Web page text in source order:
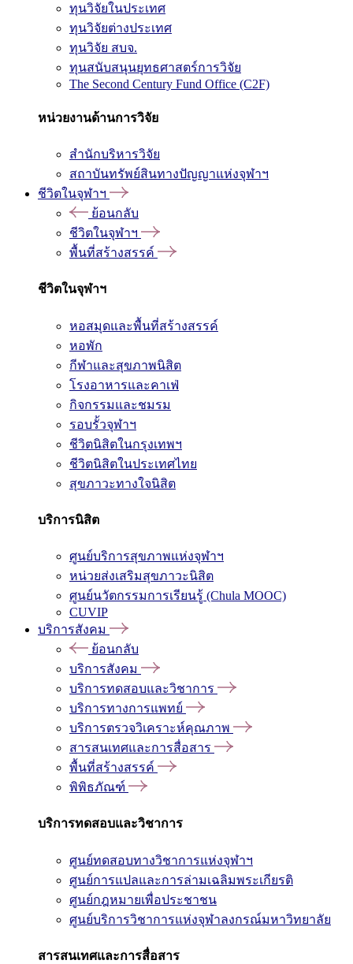
ทุนวิจัยในประเทศ
ทุนวิจัยต่างประเทศ
ทุนวิจัย สบจ.
ทุนสนับสนุนยุทธศาสตร์การวิจัย
The Second Century Fund Office (C2F)
หน่วยงานด้านการวิจัย
สำนักบริหารวิจัย
สถาบันทรัพย์สินทางปัญญาแห่งจุฬาฯ
ชีวิตในจุฬาฯ
ย้อนกลับ
ชีวิตในจุฬาฯ
พื้นที่สร้างสรรค์
ชีวิตในจุฬาฯ
หอสมุดและพื้นที่สร้างสรรค์
หอพัก
กีฬาและสุขภาพนิสิต
โรงอาหารและคาเฟ่
กิจกรรมและชมรม
รอบรั้วจุฬาฯ
ชีวิตนิสิตในกรุงเทพฯ
ชีวิตนิสิตในประเทศไทย
สุขภาวะทางใจนิสิต
บริการนิสิต
ศูนย์บริการสุขภาพแห่งจุฬาฯ
หน่วยส่งเสริมสุขภาวะนิสิต
ศูนย์นวัตกรรมการเรียนรู้ (Chula MOOC)
CUVIP
บริการสังคม
ย้อนกลับ
บริการสังคม
บริการทดสอบและวิชาการ
บริการทางการแพทย์
บริการตรวจวิเคราะห์คุณภาพ
สารสนเทศและการสื่อสาร
พื้นที่สร้างสรรค์
พิพิธภัณฑ์
บริการทดสอบและวิชาการ
ศูนย์ทดสอบทางวิชาการแห่งจุฬาฯ
ศูนย์การแปลและการล่ามเฉลิมพระเกียรติ
ศูนย์กฎหมายเพื่อประชาชน
ศูนย์บริการวิชาการแห่งจุฬาลงกรณ์มหาวิทยาลัย
สารสนเทศและการสื่อสาร